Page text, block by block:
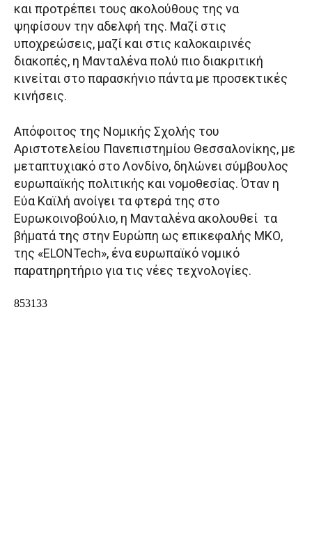
και προτρέπει τους ακολούθους της να
ψηφίσουν την αδελφή της. Μαζί στις
υποχρεώσεις, μαζί και στις καλοκαιρινές
διακοπές, η Μανταλένα πολύ πιο διακριτική
κινείται στο παρασκήνιο πάντα με προσεκτικές
κινήσεις.
Απόφοιτος της Νομικής Σχολής του
Αριστοτελείου Πανεπιστημίου Θεσσαλονίκης, με
μεταπτυχιακό στο Λονδίνο, δηλώνει σύμβουλος
ευρωπαϊκής πολιτικής και νομοθεσίας. Όταν η
Εύα Καϊλή ανοίγει τα φτερά της στο
Ευρωκοινοβούλιο, η Μανταλένα ακολουθεί τα
βήματά της στην Ευρώπη ως επικεφαλής ΜΚΟ,
της «ELONTech», ένα ευρωπαϊκό νομικό
παρατηρητήριο για τις νέες τεχνολογίες.